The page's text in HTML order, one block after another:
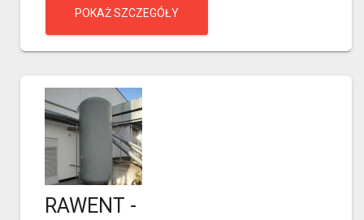
POKAŻ SZCZEGÓŁY
RAWENT -